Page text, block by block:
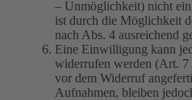
– Unmöglichkeit) nicht
ist durch die Möglichkeit
nach Abs. 4 ausreichend
Eine Einwilligung kann
widerrufen werden (Art.
vor dem Widerruf
Aufnahmen, bleiben